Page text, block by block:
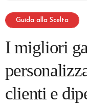
Guida alla Scelta
I migliori
clienti e